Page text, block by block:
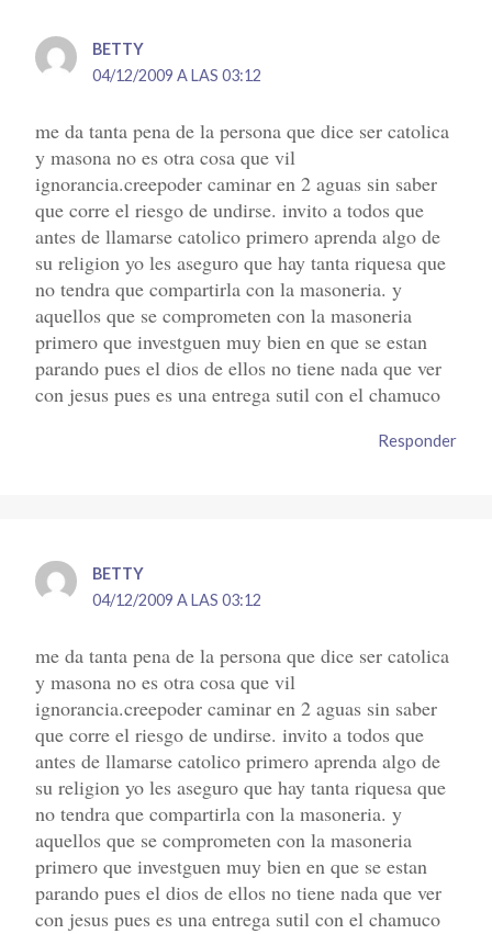
BETTY
04/12/2009 A LAS 03:12
me da tanta pena de la persona que dice ser catolica
y masona no es otra cosa que vil
ignorancia.creepoder caminar en 2 aguas sin saber
que corre el riesgo de undirse. invito a todos que
antes de llamarse catolico primero aprenda algo de
su religion yo les aseguro que hay tanta riquesa que
no tendra que compartirla con la masoneria. y
aquellos que se comprometen con la masoneria
primero que investguen muy bien en que se estan
parando pues el dios de ellos no tiene nada que ver
con jesus pues es una entrega sutil con el chamuco
Responder
BETTY
04/12/2009 A LAS 03:12
me da tanta pena de la persona que dice ser catolica
y masona no es otra cosa que vil
ignorancia.creepoder caminar en 2 aguas sin saber
que corre el riesgo de undirse. invito a todos que
antes de llamarse catolico primero aprenda algo de
su religion yo les aseguro que hay tanta riquesa que
no tendra que compartirla con la masoneria. y
aquellos que se comprometen con la masoneria
primero que investguen muy bien en que se estan
parando pues el dios de ellos no tiene nada que ver
con jesus pues es una entrega sutil con el chamuco